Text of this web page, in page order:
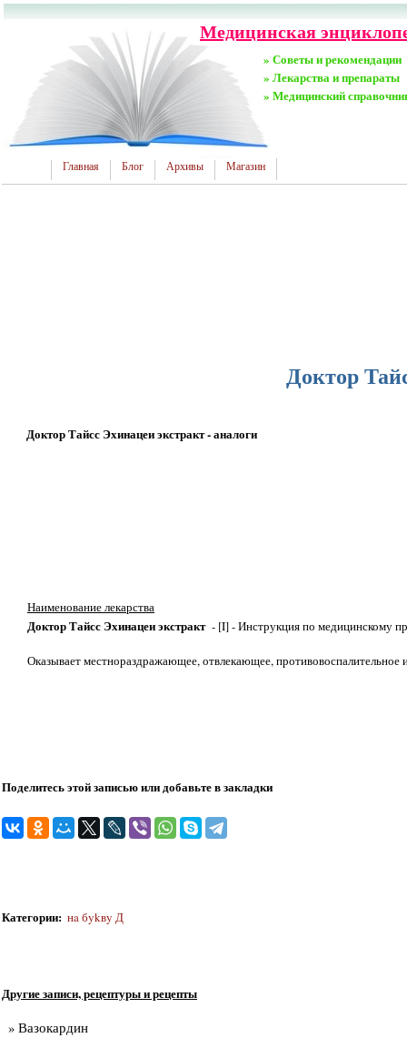
Медицинская
» Советы и рекомендации
» Лекарства и препараты
» Медицинский
Главная Блог Архивы Магазин
Доктор
Доктор Тайсс Эхинацеи экстракт - аналоги
Наименование лекарства
Доктор Тайсс Эхинацеи экстракт- [I] - Инструкция по медицинскому
Оказывает местнораздражающее, отвлекающее, противовоспалительное
Поделитесь этой записью или добавьте в закладки
Категории: нa бykвy Д
Другие записи, рецептуры и рецепты
» Вазокардин